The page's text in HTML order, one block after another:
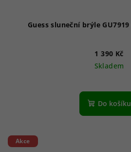
1 390 Kč
Skladem
Do košíku
Akce